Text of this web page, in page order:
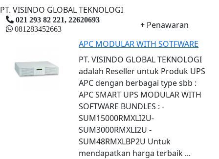
PT. VISINDO GLOBAL TEKNOLOGI
021 293 82 221, 22620693
081283452663
+ Penawaran
APC MODULAR WITH SOTFWARE
PT. VISINDO GLOBAL TEKNOLOGI
adalah Reseller untuk Produk UPS
APC dengan berbagai type sbb :
APC SMART UPS MODULAR WITH
SOFTWARE BUNDLES : -
SUM15000RMXLI2U-
SUM3000RMXLI2U -
SUM48RMXLBP2U Untuk
mendapatkan harga terbaik ...